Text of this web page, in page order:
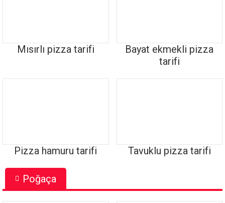
Mısırlı pizza tarifi
Bayat ekmekli pizza
tarifi
Pizza hamuru tarifi Tavuklu pizza tarifi
Poğaça